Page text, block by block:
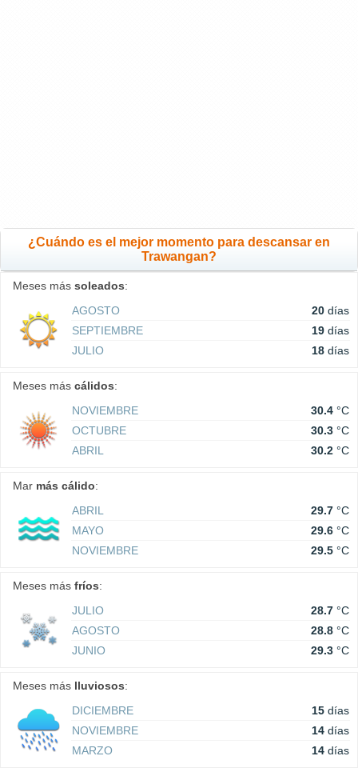
¿Cuándo es el mejor momento para descansar en
Trawangan?
Meses más soleados:
AGOSTO
20 días
SEPTIEMBRE
19 días
JULIO
18 días
Meses más cálidos:
NOVIEMBRE
30.4 °C
OCTUBRE
30.3 °C
ABRIL
30.2 °C
Mar más cálido:
ABRIL
29.7 °C
MAYO
29.6 °C
NOVIEMBRE
29.5 °C
Meses más fríos:
JULIO
28.7 °C
AGOSTO
28.8 °C
JUNIO
29.3 °C
Meses más lluviosos:
DICIEMBRE
15 días
NOVIEMBRE
14 días
MARZO
14 días